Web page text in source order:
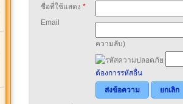
ชื่อที่ใช้แสดง *
Email
ความลับ)
ต้องการรหัสอื่น
ส่งข้อความ
ยกเลิก